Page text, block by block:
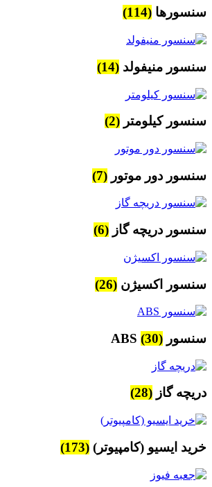
سنسورها (114)
سنسور منیفولد (14)
سنسور کیلومتر (2)
سنسور دور موتور (7)
سنسور دریچه گاز (6)
سنسور اکسیژن (26)
سنسور ABS (30)
دریچه گاز (28)
خرید ایسیو (کامپیوتر) (173)